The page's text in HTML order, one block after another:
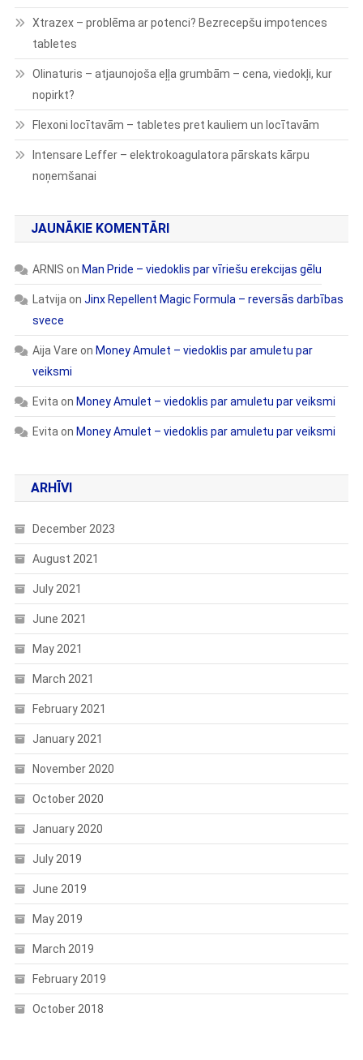
Xtrazex – problēma ar potenci? Bezrecepšu impotences
tabletes
Olinaturis – atjaunojoša eļļa grumbām – cena, viedokļi, kur
nopirkt?
Flexoni locītavām – tabletes pret kauliem un locītavām
Intensare Leffer – elektrokoagulatora pārskats kārpu
noņemšanai
JAUNĀKIE KOMENTĀRI
ARNIS on Man Pride – viedoklis par vīriešu erekcijas gēlu
Latvija on Jinx Repellent Magic Formula – reversās darbības
svece
Aija Vare on Money Amulet – viedoklis par amuletu par
veiksmi
Evita on Money Amulet – viedoklis par amuletu par veiksmi
Evita on Money Amulet – viedoklis par amuletu par veiksmi
ARHĪVI
December 2023
August 2021
July 2021
June 2021
May 2021
March 2021
February 2021
January 2021
November 2020
October 2020
January 2020
July 2019
June 2019
May 2019
March 2019
February 2019
October 2018